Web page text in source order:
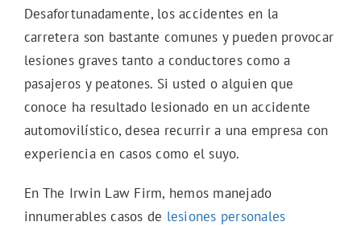
Desafortunadamente, los accidentes en la
carretera son bastante comunes y pueden provocar
lesiones graves tanto a conductores como a
pasajeros y peatones. Si usted o alguien que
conoce ha resultado lesionado en un accidente
automovilístico, desea recurrir a una empresa con
experiencia en casos como el suyo.
En The Irwin Law Firm, hemos manejado
innumerables casos de lesiones personales